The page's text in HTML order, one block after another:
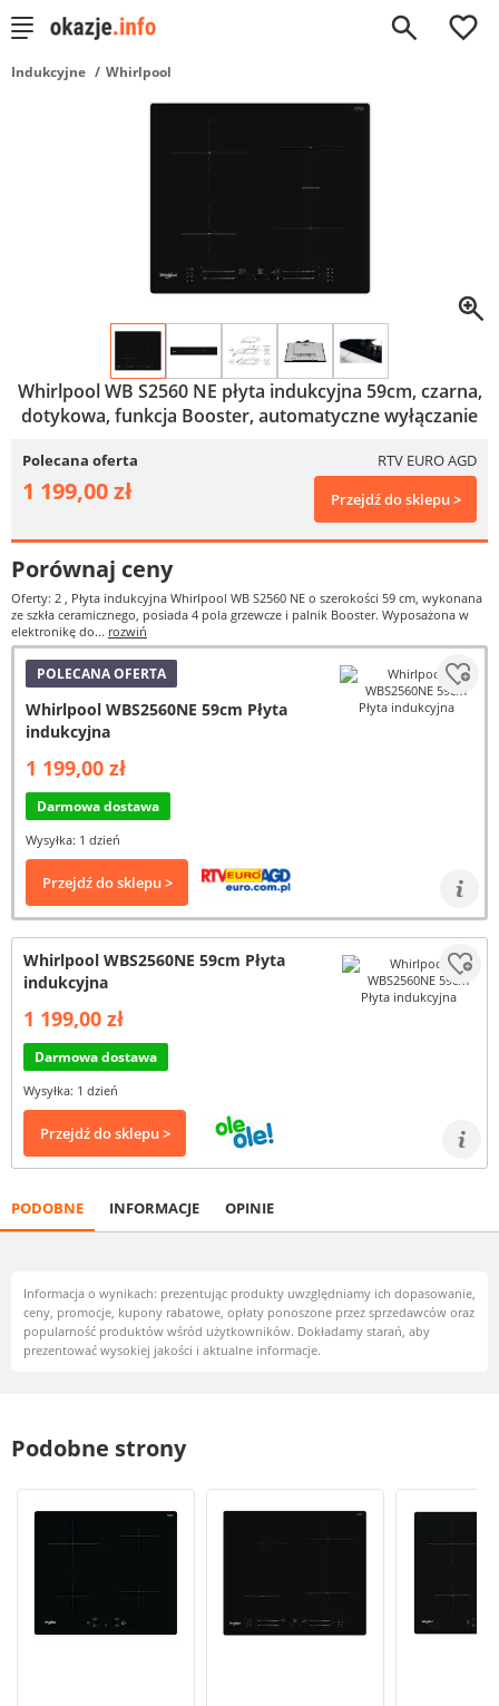
0
Indukcyjne Whirlpool
Whirlpool WB S2560 NE płyta indukcyjna 59cm, czarna,
dotykowa, funkcja Booster, automatyczne wyłączanie
Polecana oferta RTV EURO AGD
1 199,00 zł Przejdź do sklepu >
Porównaj ceny
Oferty: 2 , Płyta indukcyjna Whirlpool WB S2560 NE o szerokości 59 cm, wykonana
ze szkła ceramicznego, posiada 4 pola grzewcze i palnik Booster. Wyposażona w
elektronikę do... rozwiń
POLECANA OFERTA
Whirlpool WBS2560NE 59cm Płyta
indukcyjna
1 199,00 zł
Darmowa dostawa
Wysyłka: 1 dzień
Przejdź do sklepu >
Whirlpool WBS2560NE 59cm Płyta
indukcyjna
1 199,00 zł
Darmowa dostawa
Wysyłka: 1 dzień
Przejdź do sklepu >
PODOBNE INFORMACJE OPINIE
Informacja o wynikach: prezentując produkty uwzględniamy ich dopasowanie,
ceny, promocje, kupony rabatowe, opłaty ponoszone przez sprzedawców oraz
popularność produktów wśród użytkowników. Dokładamy starań, aby
prezentować wysokiej jakości i aktualne informacje.
Podobne strony